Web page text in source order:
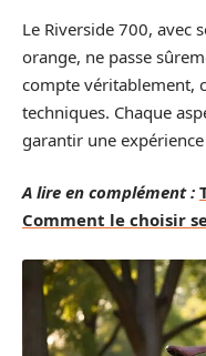
Le Riverside 700, avec
orange, ne passe
compte véritablement,
techniques. Chaque
garantir une
A lire en complément :
Comment le choisir